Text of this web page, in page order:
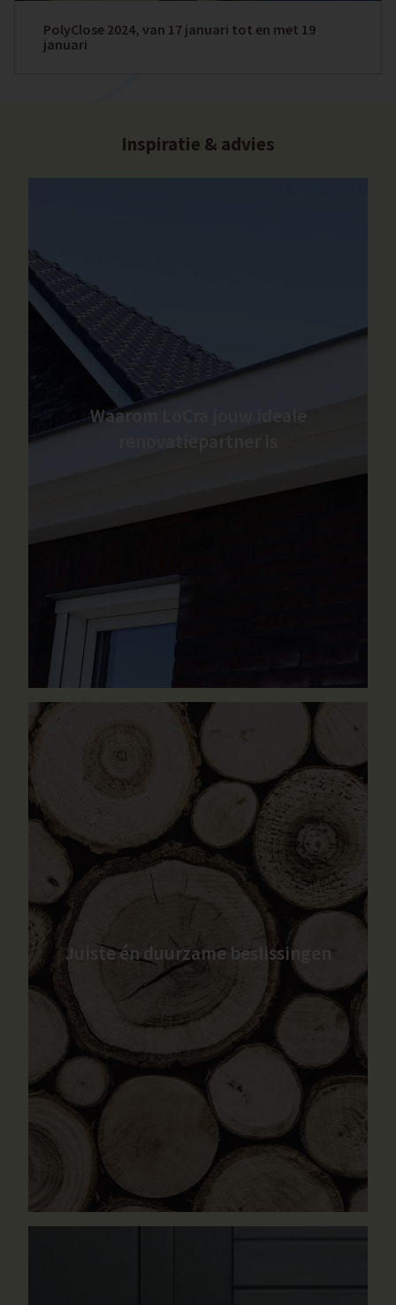
PolyClose 2024, van 17 januari tot en met 19
januari
Inspiratie & advies
Waarom LoCra jouw ideale
Juiste én duurzame beslissingen